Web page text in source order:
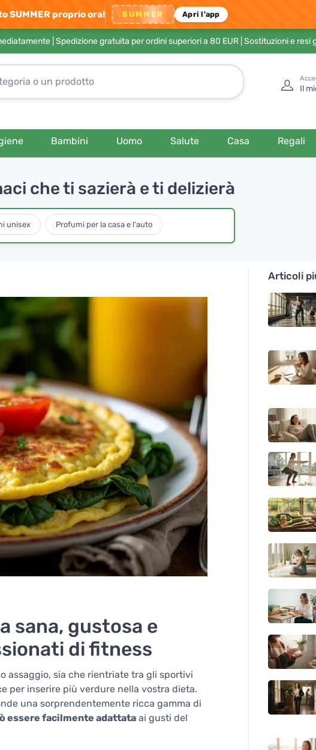
SUMMER proprio ora! SUMMER Apri l'app
| Spedizione gratuita per ordini superiori a 80 EUR | Sostituzioni e
Il
Bambini Uomo Salute Casa Regali
che ti sazierà e ti delizierà
unisex Profumi per la casa e l'auto
sana, gustosa e
di fitness
assaggio, sia che rientriate tra gli sportivi
per inserire più verdure nella vostra dieta.
una sorprendentemente ricca gamma di
essere facilmente adattata ai gusti del
Articoli